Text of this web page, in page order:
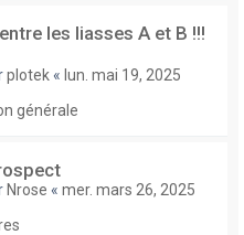
les liasses A et B !!!
plotek « lun. mai 19, 2025
générale
Nrose « mer. mars 26, 2025